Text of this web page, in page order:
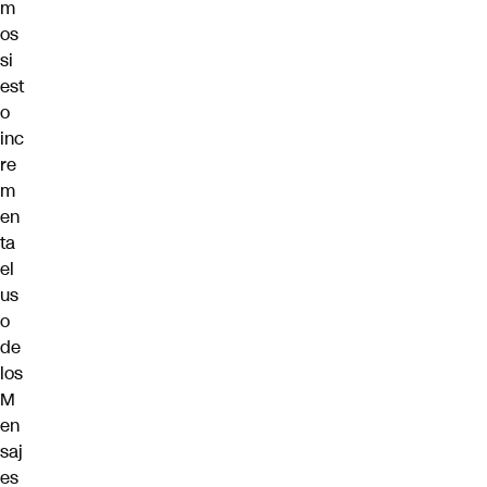
m
os
si
est
o
inc
re
m
en
ta
el
us
o
de
los
M
en
saj
es